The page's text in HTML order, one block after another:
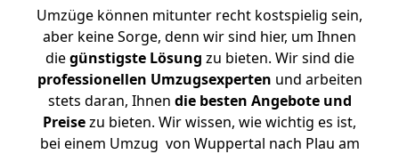
Umzüge können mitunter recht kostspielig sein,
aber keine Sorge, denn wir sind hier, um Ihnen
diegünstigste Lösung zu bieten. Wir sind die
professionellen Umzugsexperten und arbeiten
stets daran, Ihnen die besten Angebote und
Preisezu bieten. Wir wissen, wie wichtig es ist,
bei einem Umzug von Wuppertal nach Plau am